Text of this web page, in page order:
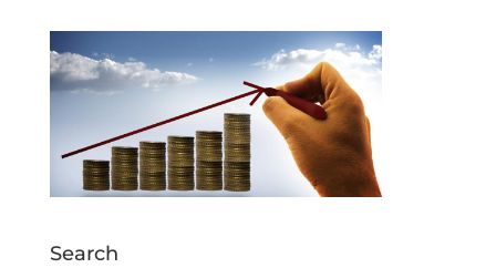
Search